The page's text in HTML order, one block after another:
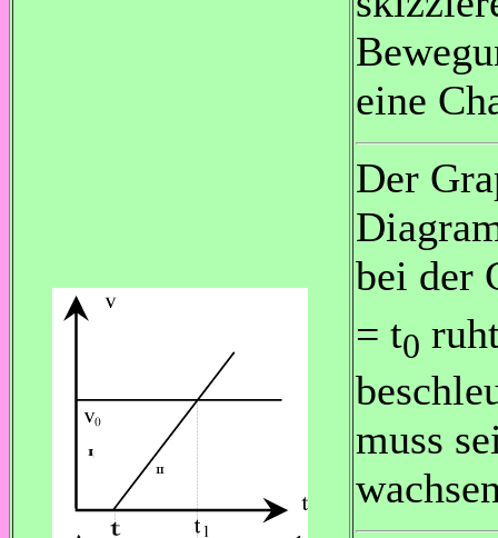
eine
Der
bei der
= t0
muss